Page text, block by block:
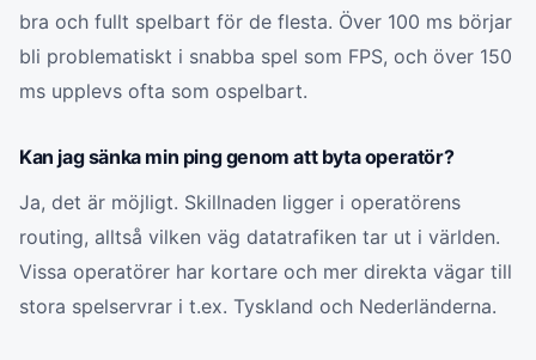
bra och fullt spelbart för de flesta. Över 100 ms börjar
bli problematiskt i snabba spel som FPS, och över 150
ms upplevs ofta som ospelbart.
Kan jag sänka min ping genom att byta operatör?
Ja, det är möjligt. Skillnaden ligger i operatörens
routing, alltså vilken väg datatrafiken tar ut i världen.
Vissa operatörer har kortare och mer direkta vägar till
stora spelservrar i t.ex. Tyskland och Nederländerna.